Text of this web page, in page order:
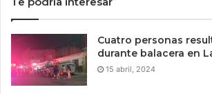
Cuatro personas
durante balacera en
15 abril, 2024